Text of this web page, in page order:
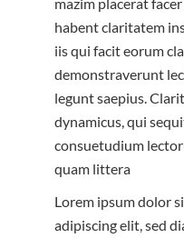
habent claritatem
iis qui facit eorum
demonstraverunt
legunt saepius.
dynamicus, qui
consuetudium
quam littera
Lorem ipsum dolor
adipiscing elit, sed